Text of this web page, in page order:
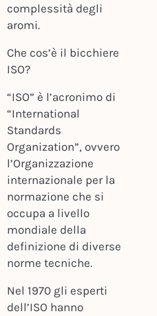
complessità degli
aromi.
Che cos’è il bicchiere
ISO?
“ISO” è l’acronimo di
“International
Standards
Organization”, ovvero
l’Organizzazione
internazionale per la
normazione che si
occupa a livello
mondiale della
definizione di diverse
norme tecniche.
Nel 1970 gli esperti
dell’ISO hanno